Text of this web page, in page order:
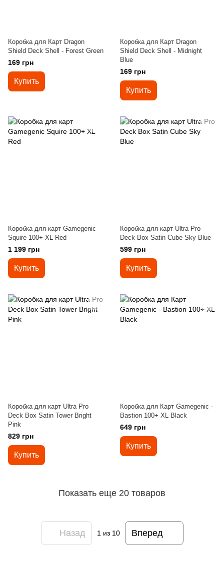
Коробка для Карт Dragon
Shield Deck Shell - Forest Green
169 грн
Купить
Коробка для Карт Dragon
Shield Deck Shell - Midnight
Blue
169 грн
Купить
Коробка для карт Gamegenic
Squire 100+ XL Red
1 199 грн
Купить
Коробка для карт Ultra Pro
Deck Box Satin Cube Sky Blue
599 грн
Купить
Коробка для карт Ultra Pro
Deck Box Satin Tower Bright
Pink
829 грн
Купить
Коробка для Карт Gamegenic -
Bastion 100+ XL Black
649 грн
Купить
Показать еще 20 товаров
Назад 1 из 10 Вперед